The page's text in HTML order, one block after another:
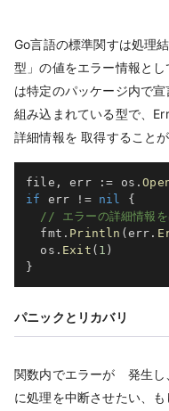
Go言語の標準関すは処理
型」の値をエラー情報と
は特定のパッケージ内で
組み込まれている型で、
詳細情報を 取得することが
file , err := os .
if err != nil
{
// エラーの詳細情報を
  fmt
. Println (err .
  os
. Exit ( 1 )
}
パニックとリカバリ
関数内でエラーが 発生し
に処理を中断させたい、